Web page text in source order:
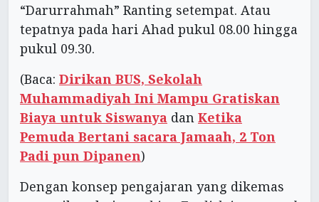
“Darurrahmah” Ranting setempat. Atau
tepatnya pada hari Ahad pukul 08.00 hingga
pukul 09.30.
(Baca: Dirikan BUS, Sekolah
Muhammadiyah Ini Mampu Gratiskan
Biaya untuk Siswanya dan Ketika
Pemuda Bertani sacara Jamaah, 2 Ton
Padi pun Dipanen)
Dengan konsep pengajaran yang dikemas